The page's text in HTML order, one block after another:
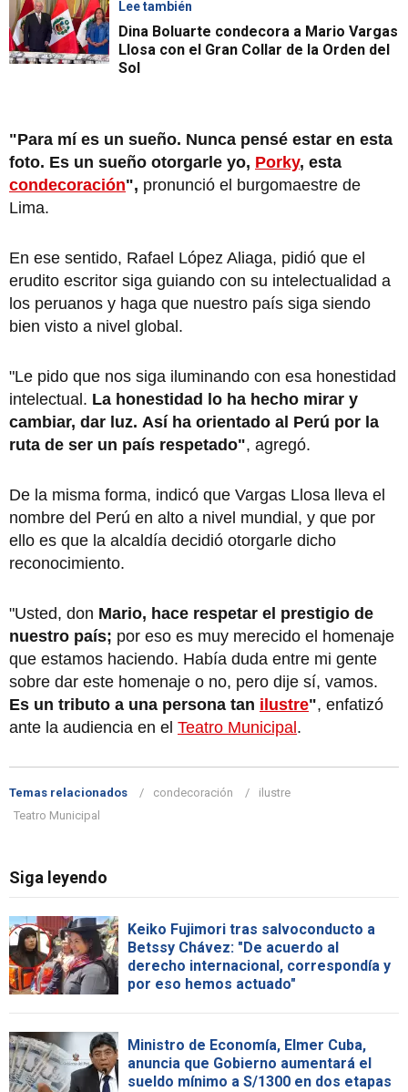
Lee también
Dina Boluarte condecora a Mario Vargas
Llosa con el Gran Collar de la Orden del
Sol
"Para mí es un sueño. Nunca pensé estar en esta
foto. Es un sueño otorgarle yo, Porky, esta
condecoración", pronunció el burgomaestre de
Lima.
En ese sentido, Rafael López Aliaga, pidió que el
erudito escritor siga guiando con su intelectualidad a
los peruanos y haga que nuestro país siga siendo
bien visto a nivel global.
"Le pido que nos siga iluminando con esa honestidad
intelectual. La honestidad lo ha hecho mirar y
cambiar, dar luz. Así ha orientado al Perú por la
ruta de ser un país respetado", agregó.
De la misma forma, indicó que Vargas Llosa lleva el
nombre del Perú en alto a nivel mundial, y que por
ello es que la alcaldía decidió otorgarle dicho
reconocimiento.
"Usted, don Mario, hace respetar el prestigio de
nuestro país; por eso es muy merecido el homenaje
que estamos haciendo. Había duda entre mi gente
sobre dar este homenaje o no, pero dije sí, vamos.
Es un tributo a una persona tan ilustre", enfatizó
ante la audiencia en el Teatro Municipal .
Temas relacionados condecoración
ilustre
Teatro Municipal
Siga leyendo
Keiko Fujimori tras salvoconducto a
Betssy Chávez: "De acuerdo al
derecho internacional, correspondía y
por eso hemos actuado"
Ministro de Economía, Elmer Cuba,
anuncia que Gobierno aumentará el
sueldo mínimo a S/1300 en dos etapas